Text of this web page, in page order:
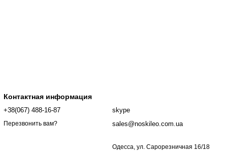
Контактная информация
+38(067) 488-16-87
Перезвонить вам?
skype
sales@noskileo.com.ua
Одесса, ул. Сарорезничная 16/18